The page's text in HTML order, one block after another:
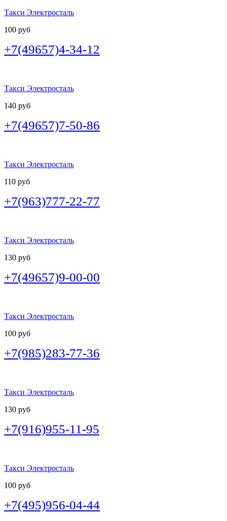
Такси Электросталь
100 руб
+7(49657)4-34-12
Такси Электросталь
140 руб
+7(49657)7-50-86
Такси Электросталь
110 руб
+7(963)777-22-77
Такси Электросталь
130 руб
+7(49657)9-00-00
Такси Электросталь
100 руб
+7(985)283-77-36
Такси Электросталь
130 руб
+7(916)955-11-95
Такси Электросталь
100 руб
+7(495)956-04-44